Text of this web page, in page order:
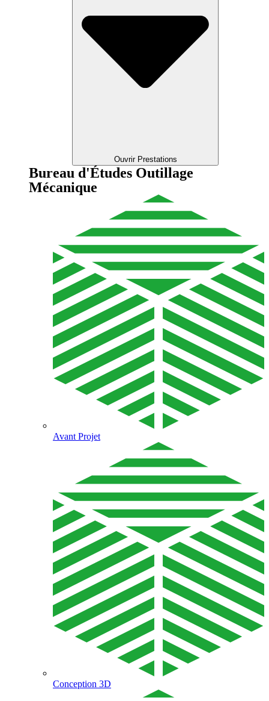
Ouvrir Prestations
Bureau d'Études Outillage
Mécanique
Avant Projet
Conception 3D